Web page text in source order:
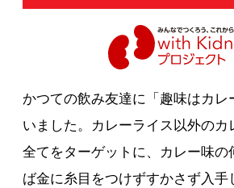
かつての飲み友達に「趣味はカレ
いました。カレーライス以外のカ
全てをターゲットに、カレー味の
ば金に糸目をつけずすかさず入手